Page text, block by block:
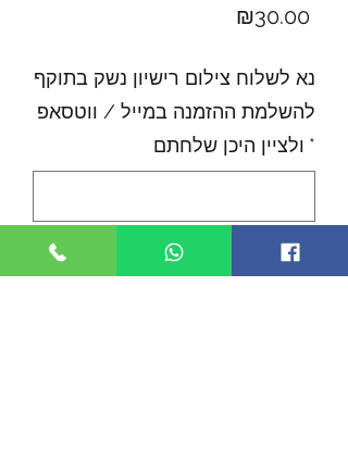
₪30.00Price
נא לשלוח צילום רישיון נשק בתוקף
להשלמת ההזמנה במייל / ווטסאפ
ולציין היכן שלחתם *
0/500